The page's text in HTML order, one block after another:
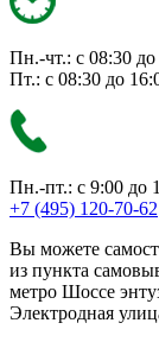
Пн.-чт.: с 08:30 до
Пт.: с 08:30 до
Пн.-пт.: с 9:00 до
+7 (495) 120-70-62
Вы можете
из пункта
метро Шоссе
Электродная